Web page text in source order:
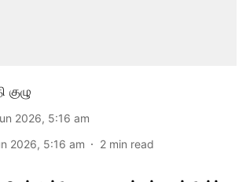
குழு
2026, 5:16 am
2026, 5:16 am 2 min read